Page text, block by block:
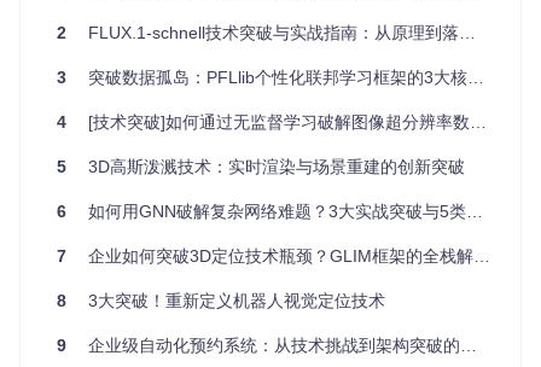
自测清单 ：
能解释运动恢复结构（SfM）的基本流程
知道如何判断一组图像是否适合三维重建
了解常见的三维模型文件格式及其特点
含特征提取、特征匹配、相机姿态估计、三维点云生成、稠密
数的作用是提升重建质量的关键。
避坑指南 ：
2 FLUX.1-schnell技术突破与实战指南：从原理到落地的完整路径
3 突破数据孤岛：PFLlib个性化联邦学习框架的3大核心价值与5步实战指南
4 [技术突破]如何通过无监督学习破解图像超分辨率数据困境：从算法创新到行业落地的实践路径
5 3D高斯泼溅技术：实时渲染与场景重建的创新突破
6 如何用GNN破解复杂网络难题？3大实战突破与5类落地场景解析
7 企业如何突破3D定位技术瓶颈？GLIM框架的全栈解决方案
8 3大突破！重新定义机器人视觉定位技术
9 企业级自动化预约系统：从技术挑战到架构突破的全维度解析